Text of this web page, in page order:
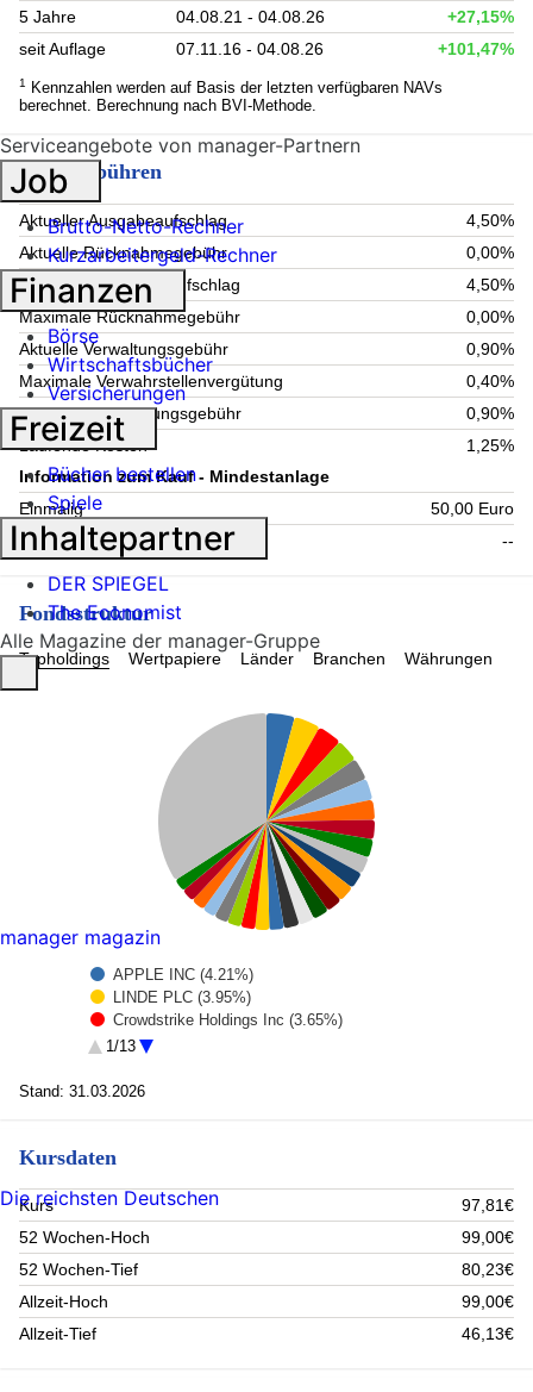
5 Jahre
04.08.21 - 04.08.26
+27,15%
seit Auflage
07.11.16 - 04.08.26 +101,47%
1
Kennzahlen werden auf Basis der letzten verfügbaren NAVs
berechnet. Berechnung nach BVI-Methode.
Fondsgebühren
Aktueller Ausgabeaufschlag
4,50%
Aktuelle Rücknahmegebühr
0,00%
Maximaler Ausgabeaufschlag
4,50%
Maximale Rücknahmegebühr
0,00%
Aktuelle Verwaltungsgebühr
0,90%
Maximale Verwahrstellenvergütung
0,40%
Maximale Verwaltungsgebühr
0,90%
Laufende Kosten
1,25%
Information zum Kauf - Mindestanlage
Einmalig
50,00 Euro
Folgende
--
Fondsstruktur
Topholdings Wertpapiere Länder Branchen Währungen
APPLE INC (4.21%)
LINDE PLC (3.95%)
Crowdstrike Holdings Inc (3.65%)
EATON CORP PLC (3.42%)
Alphabet Inc A (3.22%)
ELI LILLY and CO (2.74%)
ASML Holding (2.51%)
FIRST MAJESTIC SILVER CORP USD (2.47%)
Nvidia Corp. (2.42%)
Wheaton Precious Metals -CAD- (2.4%)
Albemarle Corp (2.33%)
BASF N ORD (2.29%)
1/13
Stand: 31.03.2026
Kursdaten
Kurs
97,81€
52 Wochen-Hoch
99,00€
52 Wochen-Tief
80,23€
Allzeit-Hoch
99,00€
Allzeit-Tief
46,13€
Serviceangebote von manager-Partnern
Job
Brutto-Netto-Rechner
Kurzarbeitergeld-Rechner
Finanzen
Börse
Wirtschaftsbücher
Versicherungen
Freizeit
Bücher bestellen
Spiele
Inhaltepartner
DER SPIEGEL
The Economist
Alle Magazine der manager-Gruppe
manager magazin
Die reichsten Deutschen